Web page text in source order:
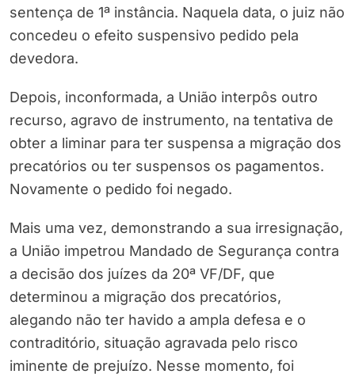
sentença de 1ª instância. Naquela data, o juiz não
concedeu o efeito suspensivo pedido pela
devedora.
Depois, inconformada, a União interpôs outro
recurso, agravo de instrumento, na tentativa de
obter a liminar para ter suspensa a migração dos
precatórios ou ter suspensos os pagamentos.
Novamente o pedido foi negado.
Mais uma vez, demonstrando a sua irresignação,
a União impetrou Mandado de Segurança contra
a decisão dos juízes da 20ª VF/DF, que
determinou a migração dos precatórios,
alegando não ter havido a ampla defesa e o
contraditório, situação agravada pelo risco
iminente de prejuízo. Nesse momento, foi